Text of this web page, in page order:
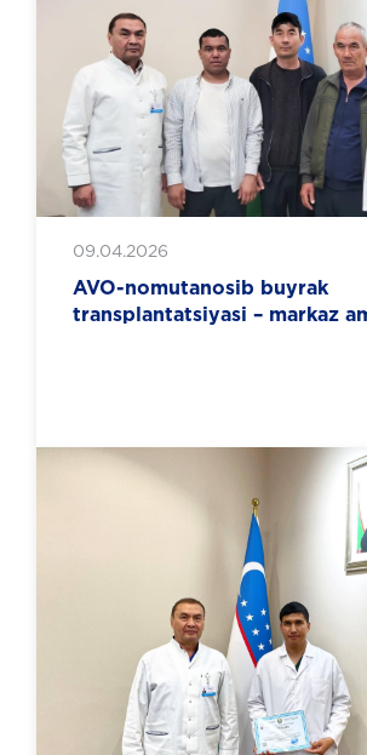
09.04.2026
AVO-nomutanosib buyrak
transplantatsiyasi – markaz